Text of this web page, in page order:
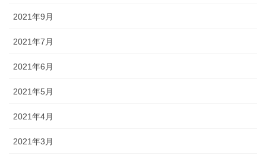
2021年9月
2021年7月
2021年6月
2021年5月
2021年4月
2021年3月